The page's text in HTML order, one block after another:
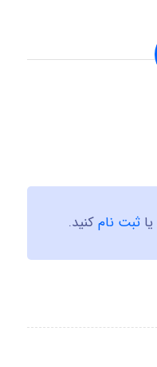
یا ثبت نامکنید.